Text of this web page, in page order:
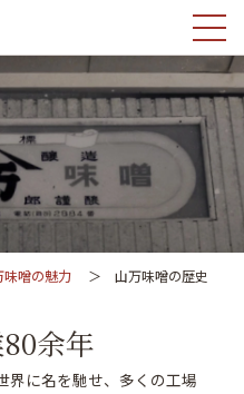
味噌の魅力 山万味噌の歴史
余年
界に名を馳せ、多くの工場